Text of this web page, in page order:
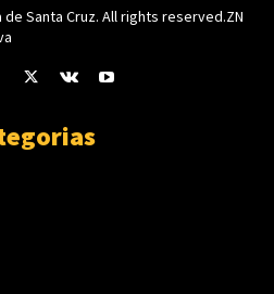
Santa Cruz. All rights reserved.ZN